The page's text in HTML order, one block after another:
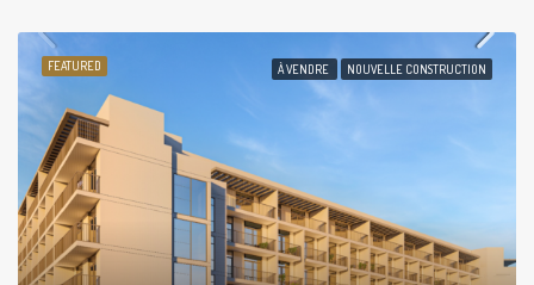
FEATURED À VENDRE NOUVELLE CONSTRUCTION